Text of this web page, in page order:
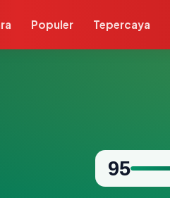
Populer Tepercaya
95